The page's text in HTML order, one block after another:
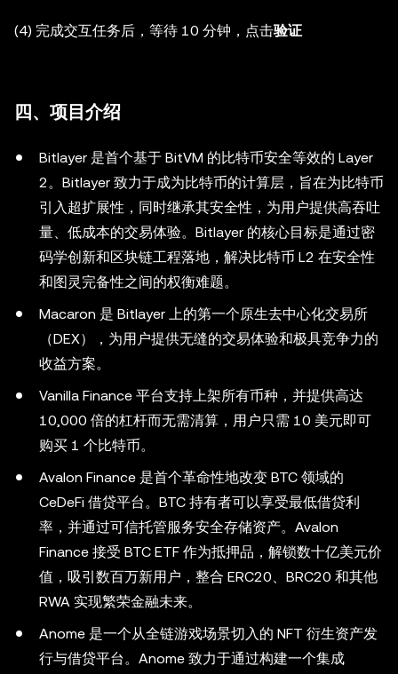
(4) 完成交互任务后，等待 10 分钟，点击验证
四、项目介绍
Bitlayer 是首个基于 BitVM 的比特币安全等效的 Layer
2。Bitlayer 致力于成为比特币的计算层，旨在为比特币
引入超扩展性，同时继承其安全性，为用户提供高吞吐
量、低成本的交易体验。Bitlayer 的核心目标是通过密
码学创新和区块链工程落地，解决比特币 L2 在安全性
和图灵完备性之间的权衡难题。
Macaron 是 Bitlayer 上的第一个原生去中心化交易所
（DEX），为用户提供无缝的交易体验和极具竞争力的
收益方案。
Vanilla Finance 平台支持上架所有币种，并提供高达
10,000 倍的杠杆而无需清算，用户只需 10 美元即可
购买 1 个比特币。
Avalon Finance 是首个革命性地改变 BTC 领域的
CeDeFi 借贷平台。BTC 持有者可以享受最低借贷利
率，并通过可信托管服务安全存储资产。Avalon
Finance 接受 BTC ETF 作为抵押品，解锁数十亿美元价
值，吸引数百万新用户，整合 ERC20、BRC20 和其他
RWA 实现繁荣金融未来。
Anome 是一个从全链游戏场景切入的 NFT 衍生资产发
行与借贷平台。Anome 致力于通过构建一个集成